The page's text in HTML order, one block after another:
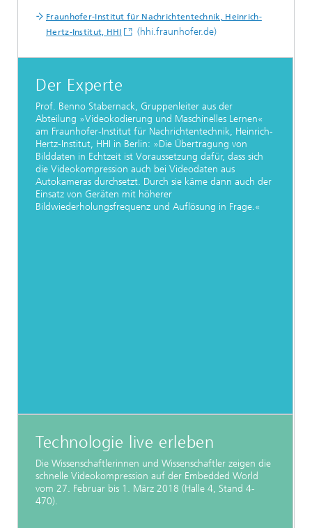
Fraunhofer-Institut für Nachrichtentechnik, Heinrich-
Hertz-Institut, HHI
(hhi.fraunhofer.de)
Der Experte
Prof. Benno Stabernack, Gruppenleiter aus der
Abteilung »Videokodierung und Maschinelles Lernen«
am Fraunhofer-Institut für Nachrichtentechnik, Heinrich-
Hertz-Institut, HHI in Berlin: »Die Übertragung von
Bilddaten in Echtzeit ist Voraussetzung dafür, dass sich
die Videokompression auch bei Videodaten aus
Autokameras durchsetzt. Durch sie käme dann auch der
Einsatz von Geräten mit höherer
Bildwiederholungsfrequenz und Auflösung in Frage.«
Technologie live erleben
Die Wissenschaftlerinnen und Wissenschaftler zeigen die
schnelle Videokompression auf der Embedded World
vom 27. Februar bis 1. März 2018 (Halle 4, Stand 4-
470).